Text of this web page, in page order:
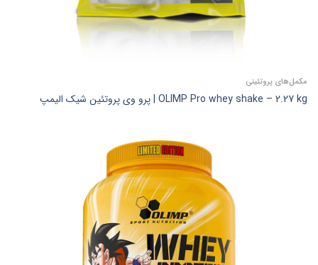
مکمل‌های پروتئینی
OLIMP Pro whey shake – 2.27 kg | پرو وی پروتئین شیک الیمپ